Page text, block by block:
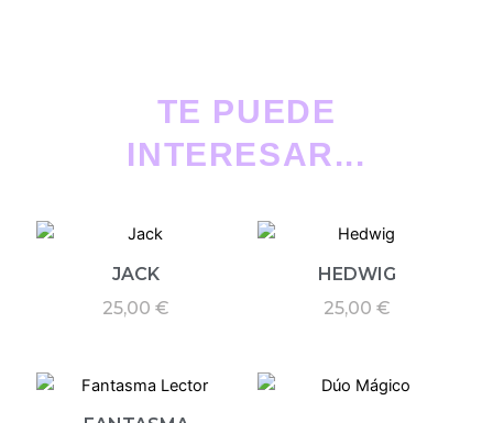
TE PUEDE
INTERESAR...
JACK
25,00 €
HEDWIG
25,00 €